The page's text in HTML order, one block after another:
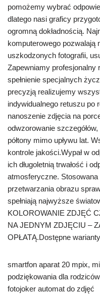
pomożemy wybrać
dlatego nasi graficy
ogromną dokładnością.
komputerowego pozwalają
uszkodzonych fotografii,
Zapewniamy profesjonalny
spełnienie specjalnych
precyzją realizujemy
indywidualnego retuszu po
nanoszenie zdjęcia na
odwzorowanie
półtony mimo upływu lat.
kontrole jakości.Wypał w
ich długoletnią trwałość i
atmosferyczne.
przetwarzania obrazu
spełniają najwyższe
KOLOROWANIE ZDJĘĆ
NA JEDNYM ZDJĘCIU –
OPŁATĄ.Dostępne
smartfon aparat 20 mpix,
podziękowania dla
fotojoker automat do zdjęć